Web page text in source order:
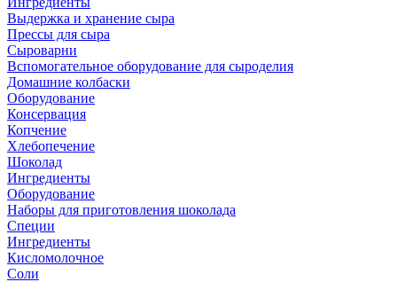
Выдержка и хранение сыра
Прессы для сыра
Сыроварни
Вспомогательное оборудование для сыроделия
Домашние колбаски
Оборудование
Консервация
Копчение
Хлебопечение
Шоколад
Ингредиенты
Оборудование
Наборы для приготовления шоколада
Специи
Ингредиенты
Кисломолочное
Соли